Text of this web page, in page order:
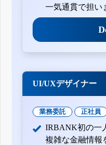
一気通貫で担い
UI/UXデザイナー
業務委託 正社員
IRBANK初の一
複雑な金融情報